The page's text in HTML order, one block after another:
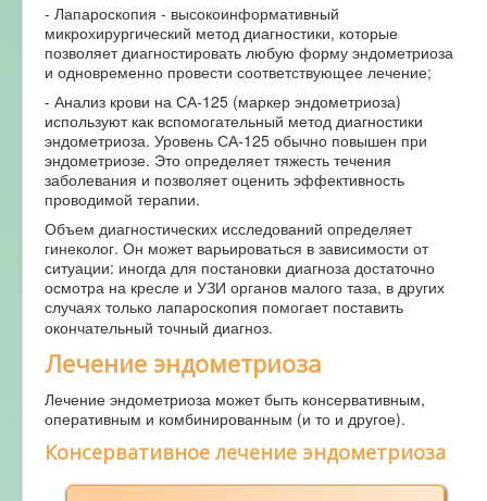
- Лапароскопия - высокоинформативный
микрохирургический метод диагностики, которые
позволяет диагностировать любую форму эндометриоза
и одновременно провести соответствующее лечение;
- Анализ крови на СА-125 (маркер эндометриоза)
используют как вспомогательный метод диагностики
эндометриоза. Уровень СА-125 обычно повышен при
эндометриозе. Это определяет тяжесть течения
заболевания и позволяет оценить эффективность
проводимой терапии.
Объем диагностических исследований определяет
гинеколог. Он может варьироваться в зависимости от
ситуации: иногда для постановки диагноза достаточно
осмотра на кресле и УЗИ органов малого таза, в других
случаях только лапароскопия помогает поставить
окончательный точный диагноз.
Лечение эндометриоза
Лечение эндометриоза может быть консервативным,
оперативным и комбинированным (и то и другое).
Консервативное лечение эндометриоза